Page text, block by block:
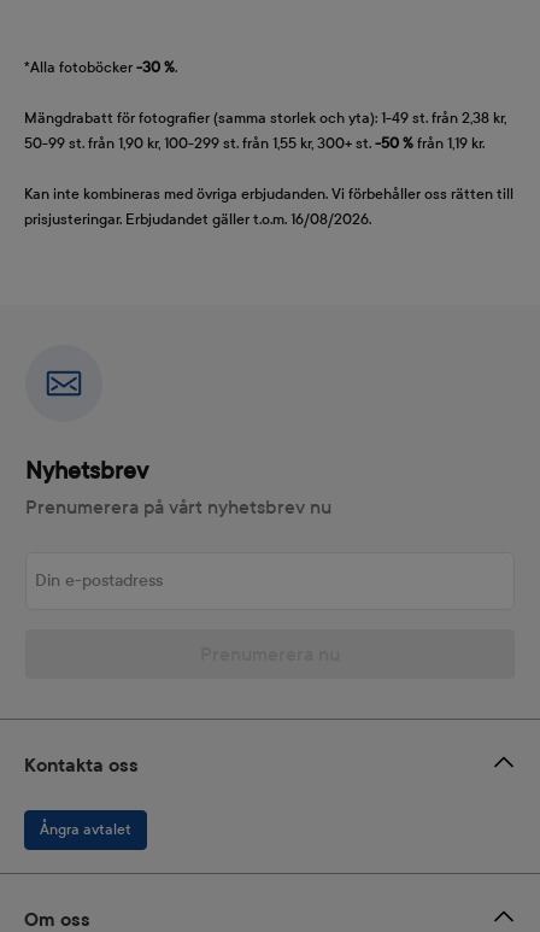
*Alla fotoböcker -30 %.
Mängdrabatt för fotografier (samma storlek och yta): 1-49 st. från 2,38 kr,
50-99 st. från 1,90 kr, 100-299 st. från 1,55 kr, 300+ st. -50 % från 1,19 kr.
Kan inte kombineras med övriga erbjudanden. Vi förbehåller oss rätten till
prisjusteringar. Erbjudandet gäller t.o.m. 16/08/2026.
Nyhetsbrev
Prenumerera på vårt nyhetsbrev nu
Kontakta oss
Ångra avtalet
Om oss